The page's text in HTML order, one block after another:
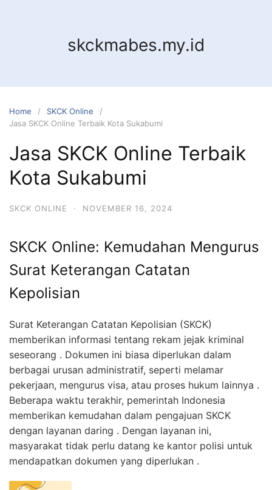
skckmabes.my.id
Home
SKCK Online
Jasa SKCK Online Terbaik Kota Sukabumi
Jasa SKCK Online Terbaik
Kota Sukabumi
SKCK ONLINE · NOVEMBER 16, 2024
SKCK Online: Kemudahan Mengurus
Surat Keterangan Catatan
Kepolisian
Surat Keterangan Catatan Kepolisian (SKCK)
memberikan informasi tentang rekam jejak kriminal
seseorang . Dokumen ini biasa diperlukan dalam
berbagai urusan administratif, seperti melamar
pekerjaan, mengurus visa, atau proses hukum lainnya .
Beberapa waktu terakhir, pemerintah Indonesia
memberikan kemudahan dalam pengajuan SKCK
dengan layanan daring . Dengan layanan ini,
masyarakat tidak perlu datang ke kantor polisi untuk
mendapatkan dokumen yang diperlukan .